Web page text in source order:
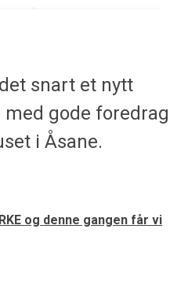
snart et nytt
gode foredrag
i Åsane.
og denne gangen får vi